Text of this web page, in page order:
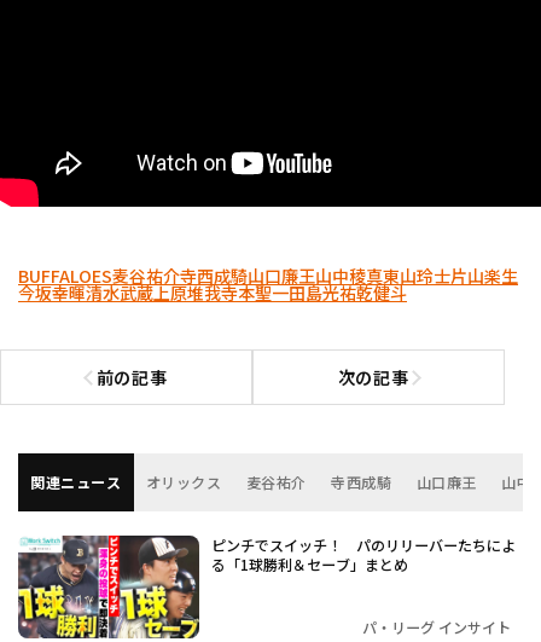
BUFFALOES麦谷祐介寺西成騎山口廉王山中稜真東山玲士片山楽生
今坂幸暉清水武蔵上原堆我寺本聖一田島光祐乾健斗
前の記事
前の記事へ 次の記事次の記事へ
関連ニュース オリックス 麦谷祐介 寺西成騎 山口廉王 山中
ピンチでスイッチ！ パのリリーバーたちによ
る「1球勝利＆セーブ」まとめ
パ・リーグ インサイト